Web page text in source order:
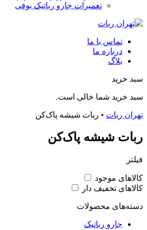
تعمیرات جارو رباتیک یوفی
تماس با ما
درباره ما
بلاگ
سبد خرید
سبد خرید شما خالی است.
تهران ربات • ربات شیشه پاک‌کن
ربات شیشه پاک‌کن
فیلتر
کالاهای موجود
کالاهای تخفیف دار
دسته‌های محصولات
جارو رباتیک